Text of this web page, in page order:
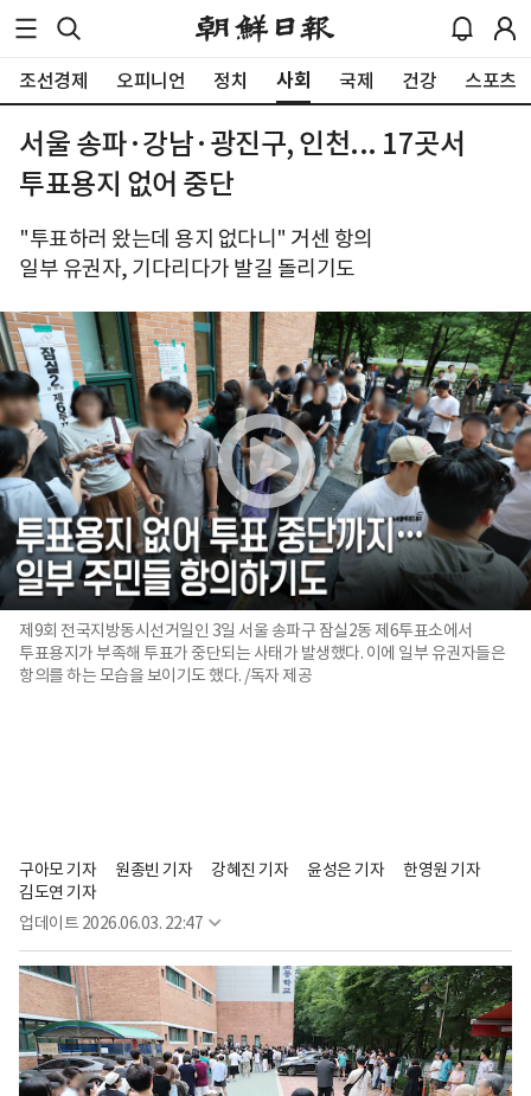
조선경제 오피니언 정치 사회 국제 건강 스포츠
서울 송파·강남·광진구, 인천... 17곳서
투표용지 없어 중단
"투표하러 왔는데 용지 없다니" 거센 항의
일부 유권자, 기다리다가 발길 돌리기도
제9회 전국지방동시선거일인 3일 서울 송파구 잠실2동 제6투표소에서
투표용지가 부족해 투표가 중단되는 사태가 발생했다. 이에 일부 유권자들은
항의를 하는 모습을 보이기도 했다. /독자 제공
구아모 기자 원종빈 기자 강혜진 기자 윤성은 기자
한영원 기자
김도연 기자
업데이트 2026.06.03. 22:47